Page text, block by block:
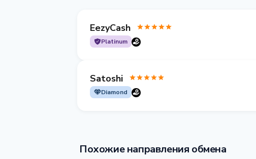
EezyCash
Platinum
Satoshi
Diamond
Похожие направления обмена